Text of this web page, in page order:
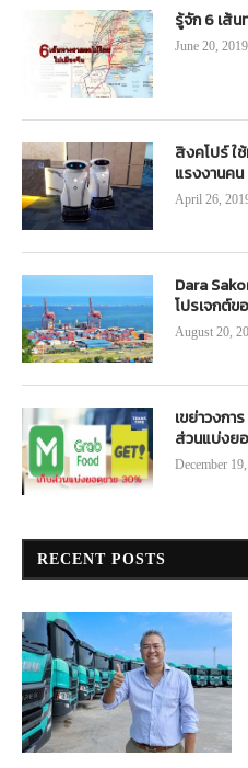
รู้จัก 6 เส้น
June 20, 2019
สิงคโปร์ ใ
แรงงานค
April 26,
Dara
โปรเจกต์
August 20,
เขย่าวงกา
ส่วนแบ่งย
December
RECENT POSTS